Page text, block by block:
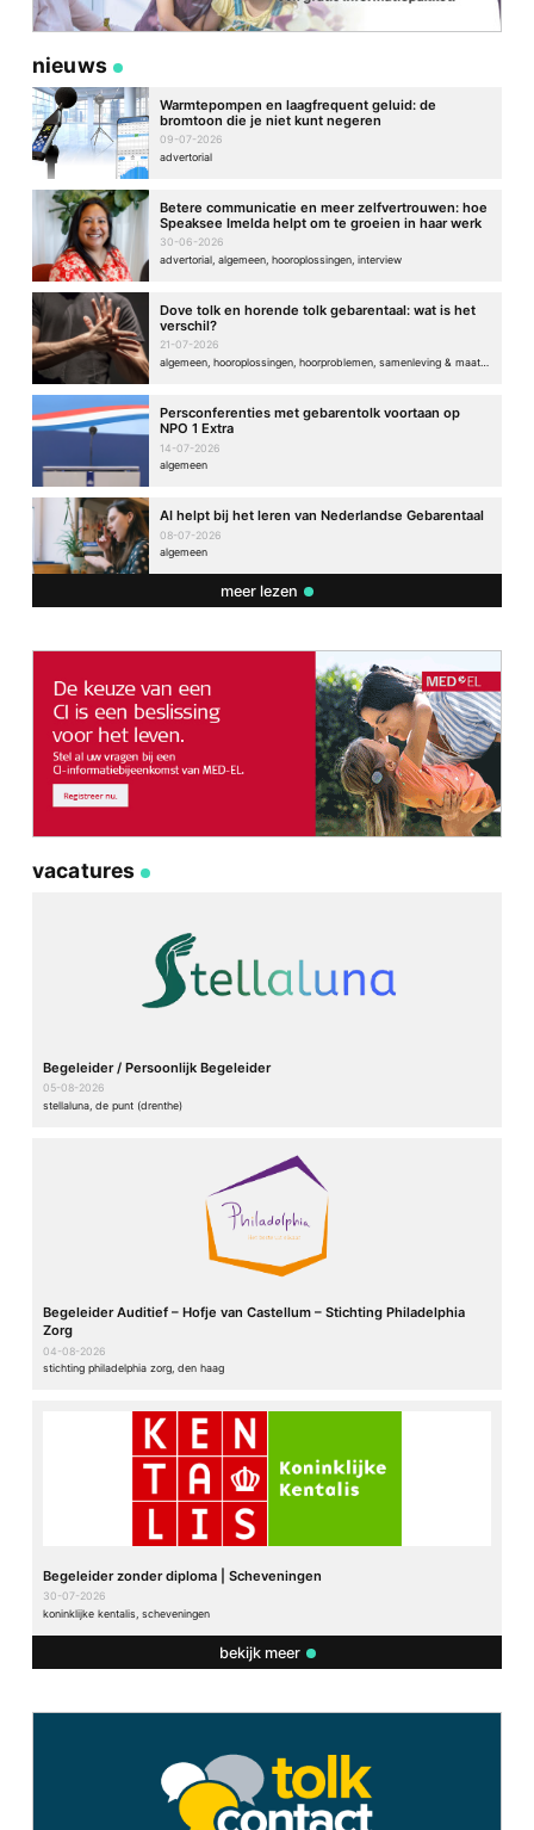
nieuws
Warmtepompen en laagfrequent geluid: de
bromtoon die je niet kunt negeren
09-07-2026
advertorial
Betere communicatie en meer zelfvertrouwen: hoe
Speaksee Imelda helpt om te groeien in haar werk
30-06-2026
advertorial, algemeen, hooroplossingen, interview
Dove tolk en horende tolk gebarentaal: wat is het
verschil?
21-07-2026
Persconferenties met gebarentolk voortaan op
NPO 1 Extra
14-07-2026
algemeen
AI helpt bij het leren van Nederlandse Gebarentaal
08-07-2026
algemeen
meer lezen
vacatures
Begeleider / Persoonlijk Begeleider
05-08-2026
stellaluna, de punt (drenthe)
Begeleider Auditief – Hofje van Castellum – Stichting Philadelphia
Zorg
04-08-2026
stichting philadelphia zorg, den haag
Begeleider zonder diploma | Scheveningen
30-07-2026
koninklijke kentalis, scheveningen
bekijk meer